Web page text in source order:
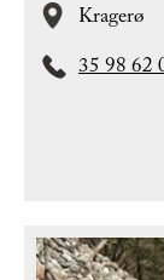
Kragerø
35 98 62